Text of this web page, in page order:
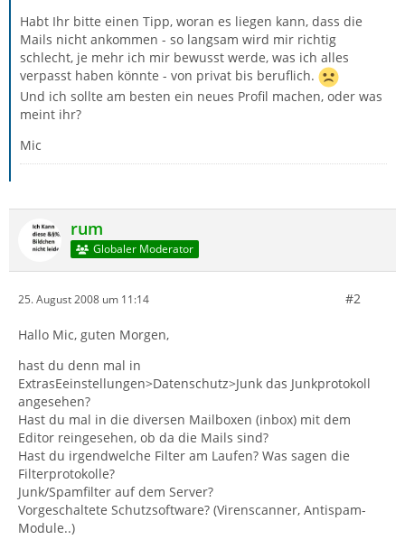
Habt Ihr bitte einen Tipp, woran es liegen kann, dass die
Mails nicht ankommen - so langsam wird mir richtig
schlecht, je mehr ich mir bewusst werde, was ich alles
verpasst haben könnte - von privat bis beruflich.
Und ich sollte am besten ein neues Profil machen, oder was
meint ihr?
Mic
rum
Globaler Moderator
25. August 2008 um 11:14 #2
Hallo Mic, guten Morgen,
hast du denn mal in
ExtrasEeinstellungen>Datenschutz>Junk das Junkprotokoll
angesehen?
Hast du mal in die diversen Mailboxen (inbox) mit dem
Editor reingesehen, ob da die Mails sind?
Hast du irgendwelche Filter am Laufen? Was sagen die
Filterprotokolle?
Junk/Spamfilter auf dem Server?
Vorgeschaltete Schutzsoftware? (Virenscanner, Antispam-
Module..)